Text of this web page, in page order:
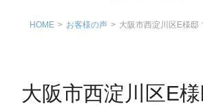
HOME > お客様の声 > 大阪市西淀川区E様邸
大阪市西淀川区E